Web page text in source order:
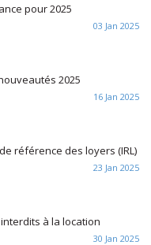
pour 2025
03 Jan 2025
2025
16 Jan 2025
référence des loyers (IRL)
23 Jan 2025
à la location
30 Jan 2025